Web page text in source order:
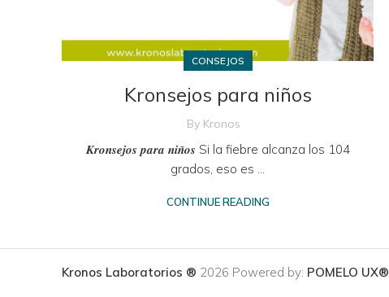
CONSEJOS
Kronsejos para niños
By Kronos
𝑲𝒓𝒐𝒏𝒔𝒆𝒋𝒐𝒔 𝒑𝒂𝒓𝒂 𝒏𝒊𝒏̃𝒐𝒔 Si la fiebre alcanza los 104
grados, eso es ...
CONTINUE READING
Kronos Laboratorios ® 2026 Powered by: POMELO UX®